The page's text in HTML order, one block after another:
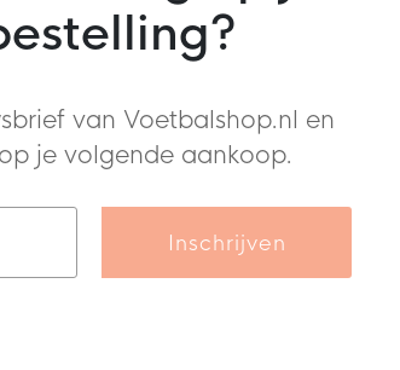
van Voetbalshop.nl en
je volgende aankoop.
Inschrijven
Felrood Zwart Goud